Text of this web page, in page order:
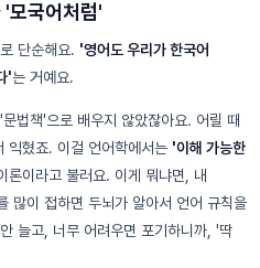
'모국어처럼'
단순해요. '영어도 우리가 한국어
'는 거예요.
법책'으로 배우지 않았잖아요. 어릴 때
익혔죠. 이걸 언어학에서는 '이해 가능한
론이라고 불러요. 이게 뭐냐면, 내
많이 접하면 두뇌가 알아서 언어 규칙을
늘고, 너무 어려우면 포기하니까, '딱